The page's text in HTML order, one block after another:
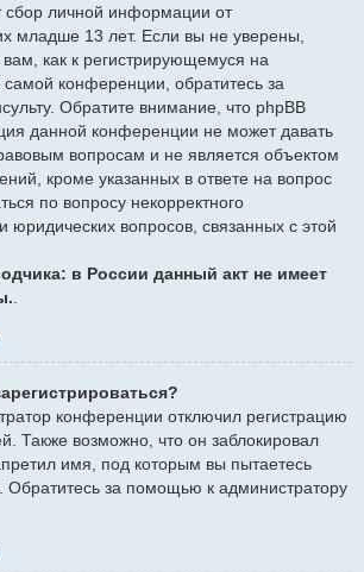
личной информации от
младше 13 лет. Если вы не уверены,
как к регистрирующемуся на
конференции, обратитесь за
Обратите внимание, что phpBB
данной конференции не может давать
вопросам и не является объектом
кроме указанных в ответе на вопрос
по вопросу некорректного
юридических вопросов, связанных с этой
в России данный акт не имеет
.
конференции отключил регистрацию
Также возможно, что он заблокировал
имя, под которым вы пытаетесь
Обратитесь за помощью к администратору